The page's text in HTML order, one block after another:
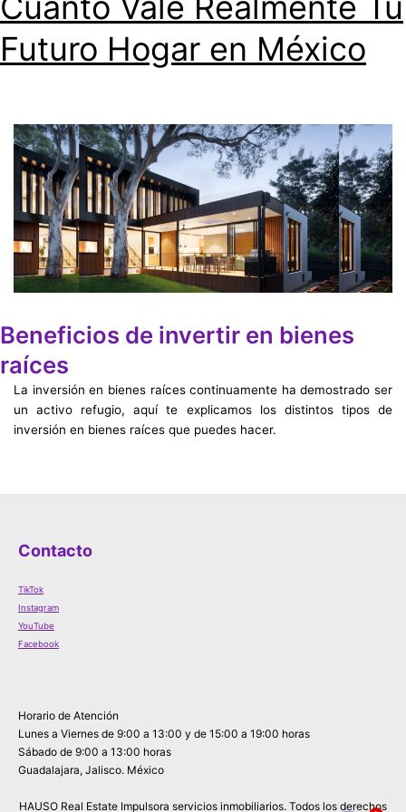
Futuro Hogar en México
Beneficios de invertir en bienes
raíces
La inversión en bienes raíces continuamente ha demostrado ser
un activo refugio, aquí te explicamos los distintos tipos de
inversión en bienes raíces que puedes hacer.
Contacto
TikTok
Instagram
YouTube
Facebook
Horario de Atención
Lunes a Viernes de 9:00 a 13:00 y de 15:00 a 19:00 horas
Sábado de 9:00 a 13:00 horas
Guadalajara, Jalisco. México
HAUSO Real Estate Impulsora servicios inmobiliarios. Todos los derechos